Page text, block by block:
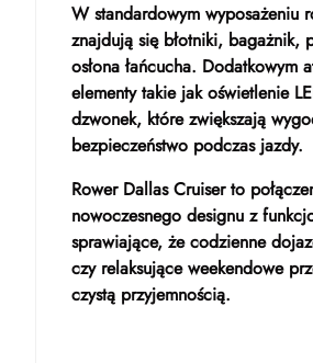
W standardowym wyposażeniu
znajdują się błotniki, bagażnik,
osłona łańcucha. Dodatkowym
elementy takie jak oświetlenie
dzwonek, które zwiększają
bezpieczeństwo podczas jazdy.
Rower Dallas Cruiser to
nowoczesnego designu z
sprawiające, że codzienne
czy relaksujące weekendowe
czystą przyjemnością.